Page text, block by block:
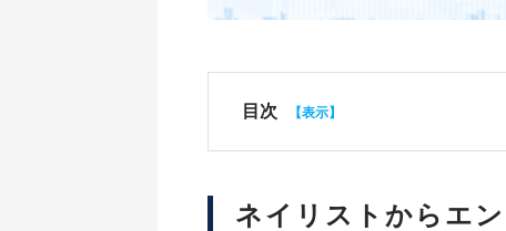
目次
ネイリストからエ